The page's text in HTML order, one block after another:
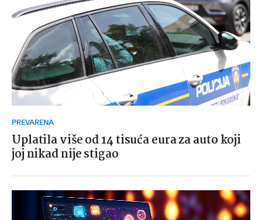
PREVARENA
Uplatila više od 14 tisuća eura za auto koji
joj nikad nije stigao